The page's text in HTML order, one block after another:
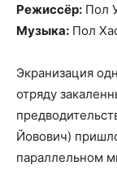
Режиссёр: Пол
Музыка: Пол
Экранизация
отряду
Йовович)
параллельном